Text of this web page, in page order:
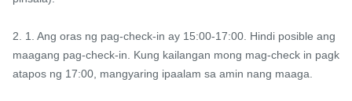
2. 1. Ang oras ng pag-check-in ay 15:00-17:00. Hindi posible ang
maagang pag-check-in. Kung kailangan mong mag-check in pagk
atapos ng 17:00, mangyaring ipaalam sa amin nang maaga.